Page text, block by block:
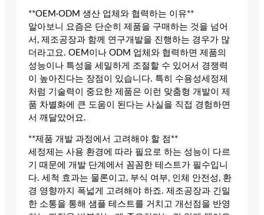
**OEM·ODM 생산 업체와 협력하는 이유**
알아보니 요즘은 단순히 제품을 구매하는 것을 넘어
서, 제조공장과 함께 연구개발을 진행하는 경우가 많
더라고요. OEM이나 ODM 업체와 협력하면 제품의
성능이나 특성을 세밀하게 조절할 수 있어서 경쟁력
이 높아진다는 장점이 있습니다. 특히 수용성세정제
처럼 기술력이 중요한 제품은 이런 맞춤형 개발이 제
품 차별화에 큰 도움이 된다는 사실을 직접 경험하면
서 깨달았어요.
**제품 개발 과정에서 고려해야 할 점**
세정제는 사용 환경에 따라 필요로 하는 성능이 다르
기 때문에 개발 단계에서 꼼꼼한 테스트가 필수입니
다. 세척 효과는 물론이고, 부식 여부, 인체 안전성, 환
경 영향까지 폭넓게 고려해야 하죠. 제조공장과 긴밀
한 소통을 통해 샘플 테스트를 거치고 개선점을 반영